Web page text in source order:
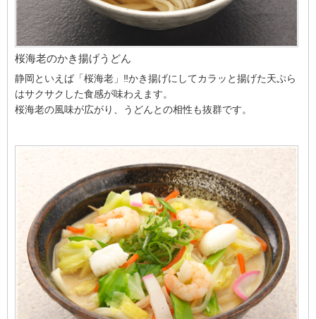
桜海老のかき揚げうどん
静岡といえば「桜海老」‼かき揚げにしてカラッと揚げた天ぷら
はサクサクした食感が味わえます。
桜海老の風味が広がり、うどんとの相性も抜群です。